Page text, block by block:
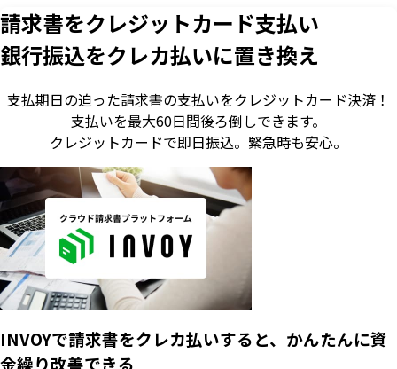
請求書をクレジットカード支払い
銀行振込をクレカ払いに置き換え
支払期日の迫った請求書の支払いをクレジットカード決済！
支払いを最大60日間後ろ倒しできます。
クレジットカードで即日振込。 緊急時も安心。
INVOYで請求書をクレカ払いすると、かんたんに資
金繰り改善できる